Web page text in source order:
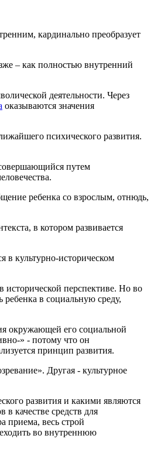
кардинально преобразует
– как полностью внутренний
деятельности. Через
оказываются значения
психического развития.
путем
ребенка со взрослым, отнюдь,
в котором развивается
в культурно-историческом
исторической перспективе. Но во
в социальную среду,
окружающей его социальной
» - потому что он
принцип развития.
Другая - культурное
развития и какими являются
качестве средств для
приема, весь строй
во внутреннюю